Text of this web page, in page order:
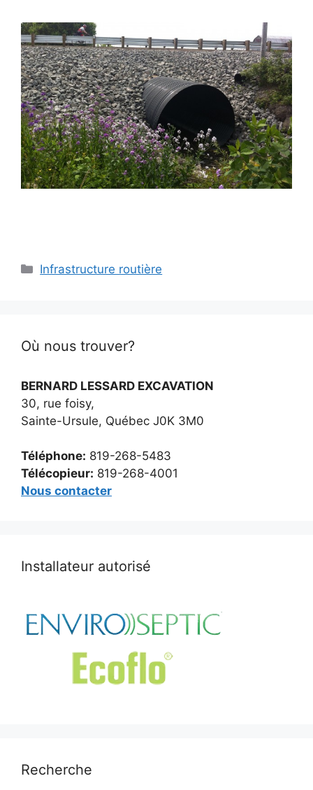
Infrastructure routière
Où nous trouver?
BERNARD LESSARD EXCAVATION
30, rue foisy,
Sainte-Ursule, Québec J0K 3M0
Téléphone: 819-268-5483
Télécopieur: 819-268-4001
Nous contacter
Installateur autorisé
Recherche